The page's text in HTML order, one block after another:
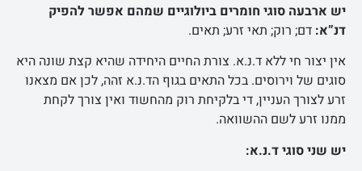
יש ארבעה סוגי חומרים ביולוגיים שמהם אפשר להפיק
דנ”א: דם; רוק; תאי זרע; תאים.
אין יצור חי ללא ד.נ.א. צורת החיים היחידה שהיא קצת שונה היא
סוגים של וירוסים. בכל התאים בגוף הד.נ.א זהה, לכן אם מצאנו
זרע לצורך העניין, די בלקיחת רוק מהחשוד ואין צורך לקחת
ממנו זרע לשם ההשוואה.
יש שני סוגי ד.נ.א: